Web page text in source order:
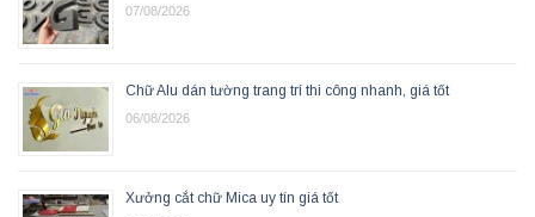
07/08/2026
Chữ Alu dán tường trang trí thi công nhanh, giá tốt
06/08/2026
Xưởng cắt chữ Mica uy tín giá tốt